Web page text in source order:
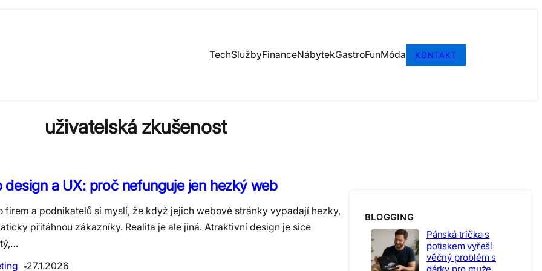
TechSlužbyFinanceNábytekGastroFunMóda KONTAKT
uživatelská zkušenost
design a UX: proč nefunguje jen hezký web
firem a podnikatelů si myslí, že když jejich webové stránky vypadají hezky,
přitáhnou zákazníky. Realita je ale jiná. Atraktivní design je sice
27.1.2026
BLOGGING
Pánská trička s
potiskem vyřeší
věčný problém s
dárky pro muže